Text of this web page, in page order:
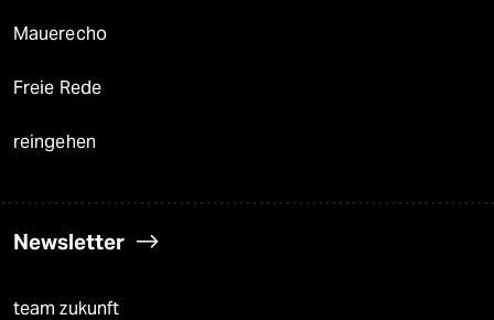
Mauerecho
Freie Rede
reingehen
Newsletter
team zukunft